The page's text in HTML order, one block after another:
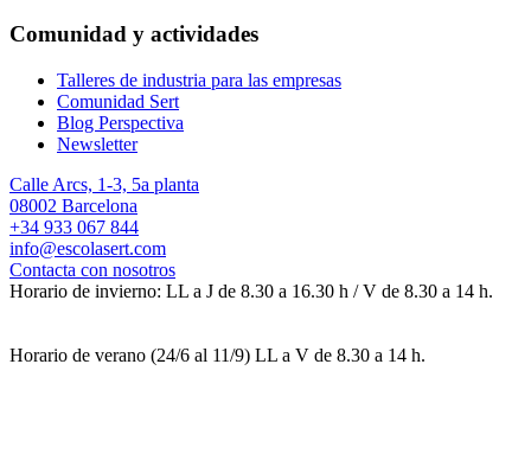
Comunidad y actividades
Talleres de industria para las empresas
Comunidad Sert
Blog Perspectiva
Newsletter
Calle Arcs, 1-3, 5a planta
08002 Barcelona
+34 933 067 844
info@escolasert.com
Contacta con nosotros
Horario de invierno: LL a J de 8.30 a 16.30 h / V de 8.30 a 14 h.
Horario de verano (24/6 al 11/9) LL a V de 8.30 a 14 h.